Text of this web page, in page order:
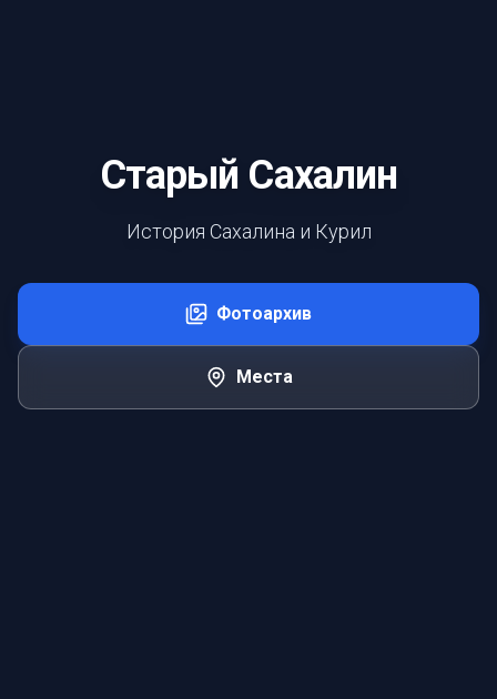
Старый Сахалин
История Сахалина и Курил
Фотоархив
Места